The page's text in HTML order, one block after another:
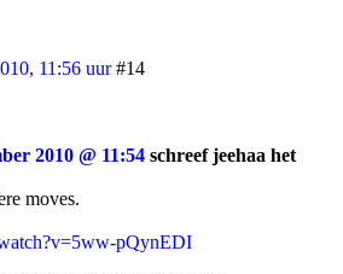
11:56 uur #14
2010 @ 11:54 schreef jeehaa het
moves.
pQynEDI